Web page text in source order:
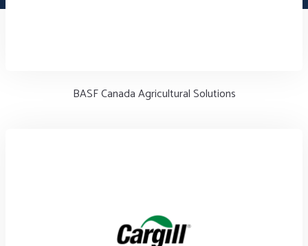
BASF Canada Agricultural Solutions